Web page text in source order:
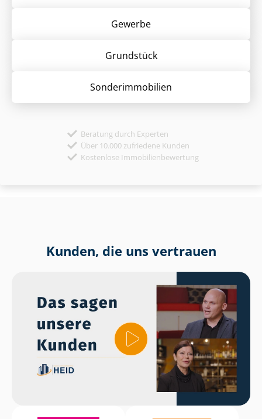
Gewerbe
Grund­stück
Sonder­immobilien
Beratung durch Experten
Über 10.000 zufriedene Kunden
Kostenlose Immobilienbewertung
Kunden, die uns vertrauen